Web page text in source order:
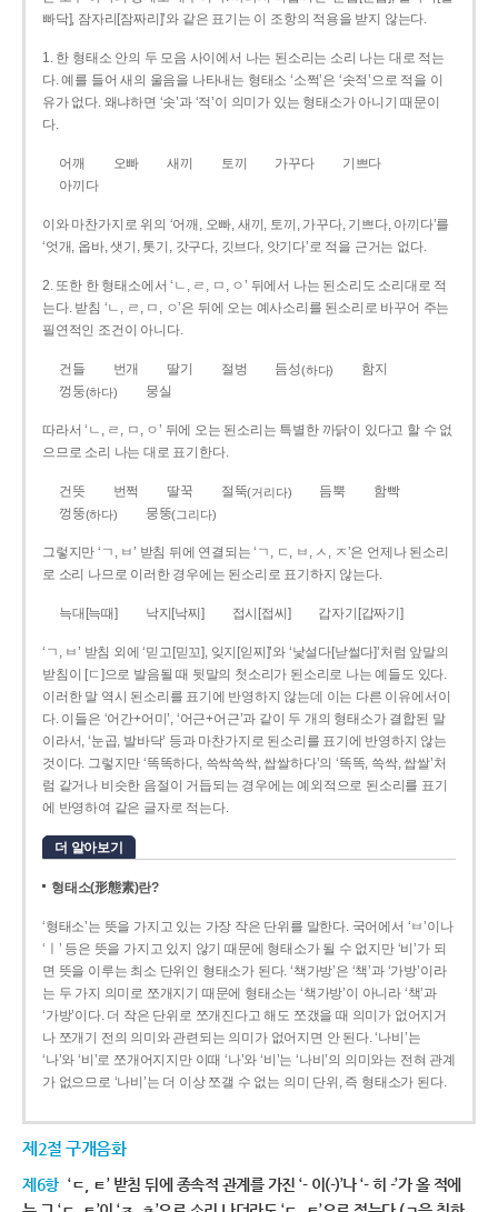
빠닥], 잠자리[잠짜리]’와 같은 표기는 이 조항의 적용을 받지 않는다.
1. 한 형태소 안의 두 모음 사이에서 나는 된소리는 소리 나는 대로 적는
다. 예를 들어 새의 울음을 나타내는 형태소 ‘소쩍’은 ‘솟적’으로 적을 이
유가 없다. 왜냐하면 ‘솟’과 ‘적’이 의미가 있는 형태소가 아니기 때문이
다.
어깨 오빠 새끼 토끼 가꾸다
기쁘다
아끼다
이와 마찬가지로 위의 ‘어깨, 오빠, 새끼, 토끼, 가꾸다, 기쁘다, 아끼다’를
‘엇개, 옵바, 샛기, 톳기, 갓구다, 깃브다, 앗기다’로 적을 근거는 없다.
2. 또한 한 형태소에서 ‘ㄴ, ㄹ, ㅁ, ㅇ’ 뒤에서 나는 된소리도 소리대로 적
는다. 받침 ‘ㄴ, ㄹ, ㅁ, ㅇ’은 뒤에 오는 예사소리를 된소리로 바꾸어 주는
필연적인 조건이 아니다.
건들 번개 딸기 절벙 듬성(하다)
함지
껑둥(하다) 뭉실
따라서 ‘ㄴ, ㄹ, ㅁ, ㅇ’ 뒤에 오는 된소리는 특별한 까닭이 있다고 할 수 없
으므로 소리 나는 대로 표기한다.
건뜻 번쩍 딸꾹 절뚝(거리다) 듬뿍
함빡
껑뚱(하다) 뭉뚱(그리다)
그렇지만 ‘ㄱ, ㅂ’ 받침 뒤에 연결되는 ‘ㄱ, ㄷ, ㅂ, ㅅ, ㅈ’은 언제나 된소리
로 소리 나므로 이러한 경우에는 된소리로 표기하지 않는다.
늑대[늑때] 낙지[낙찌] 접시[접씨] 갑자기[갑짜기]
‘ㄱ, ㅂ’ 받침 외에 ‘믿고[믿꼬], 잊지[읻찌]’와 ‘낯설다[낟썰다]’처럼 앞말의
받침이 [ㄷ]으로 발음될 때 뒷말의 첫소리가 된소리로 나는 예들도 있다.
이러한 말 역시 된소리를 표기에 반영하지 않는데 이는 다른 이유에서이
다. 이들은 ‘어간+어미’, ‘어근+어근’과 같이 두 개의 형태소가 결합된 말
이라서, ‘눈곱, 발바닥’ 등과 마찬가지로 된소리를 표기에 반영하지 않는
것이다. 그렇지만 ‘똑똑하다, 쓱싹쓱싹, 쌉쌀하다’의 ‘똑똑, 쓱싹, 쌉쌀’처
럼 같거나 비슷한 음절이 거듭되는 경우에는 예외적으로 된소리를 표기
에 반영하여 같은 글자로 적는다.
더 알아보기
형태소(形態素)란?
‘형태소’는 뜻을 가지고 있는 가장 작은 단위를 말한다. 국어에서 ‘ㅂ’이나
‘ㅣ’ 등은 뜻을 가지고 있지 않기 때문에 형태소가 될 수 없지만 ‘비’가 되
면 뜻을 이루는 최소 단위인 형태소가 된다. ‘책가방’은 ‘책’과 ‘가방’이라
는 두 가지 의미로 쪼개지기 때문에 형태소는 ‘책가방’이 아니라 ‘책’과
‘가방’이다. 더 작은 단위로 쪼개진다고 해도 쪼갰을 때 의미가 없어지거
나 쪼개기 전의 의미와 관련되는 의미가 없어지면 안 된다. ‘나비’는
‘나’와 ‘비’로 쪼개어지지만 이때 ‘나’와 ‘비’는 ‘나비’의 의미와는 전혀 관계
가 없으므로 ‘나비’는 더 이상 쪼갤 수 없는 의미 단위, 즉 형태소가 된다.
제2절 구개음화
제6항 ‘ㄷ, ㅌ’ 받침 뒤에 종속적 관계를 가진 ‘- 이(-)’나 ‘- 히 -’가 올 적에